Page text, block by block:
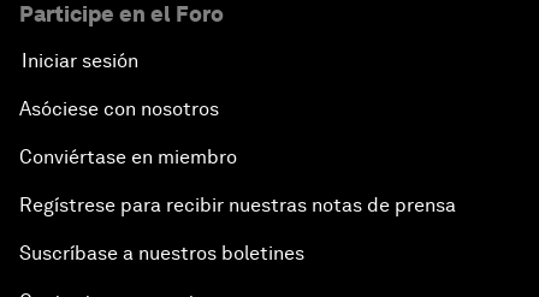
Participe en el Foro
Iniciar sesión
Asóciese con nosotros
Conviértase en miembro
Regístrese para recibir nuestras notas de prensa
Suscríbase a nuestros boletines